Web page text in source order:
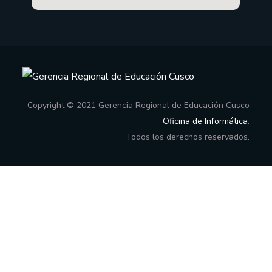
Copyright © 2021 Gerencia Regional de Educación Cusco
Oficina de Informática.
Todos los derechos reservados.